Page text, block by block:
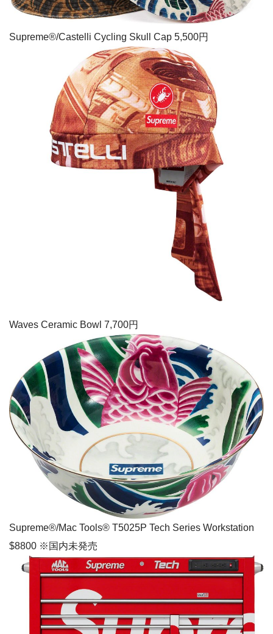
Supreme®/Castelli Cycling Skull Cap 5,500円
Waves Ceramic Bowl 7,700円
Supreme®/Mac Tools® T5025P Tech Series Workstation
$8800 ※国内未発売